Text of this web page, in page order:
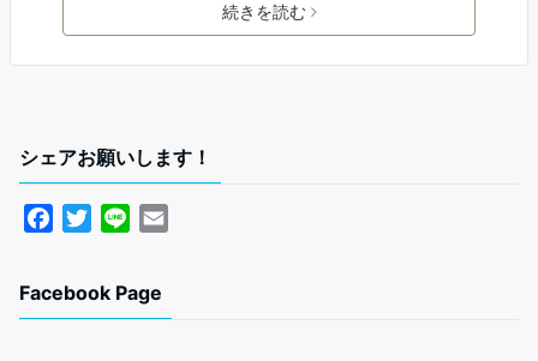
e
b
k
t
t
e
i
l
続きを読む
シェアお願いします！
e
t
e
Facebook Page